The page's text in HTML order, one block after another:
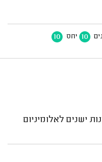
10 יחס 10
ישנים לאלומיניום